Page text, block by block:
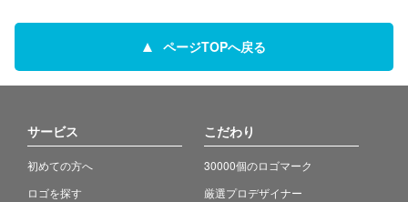
ページTOPへ戻る
サービス
初めての方へ
ロゴを探す
こだわり
30000個のロゴマーク
厳選プロデザイナー